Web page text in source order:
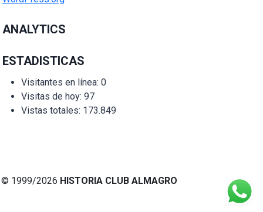
ANALYTICS
ESTADISTICAS
Visitantes en línea: 0
Visitas de hoy: 97
Vistas totales: 173.849
© 1999/2026 HISTORIA CLUB ALMAGRO